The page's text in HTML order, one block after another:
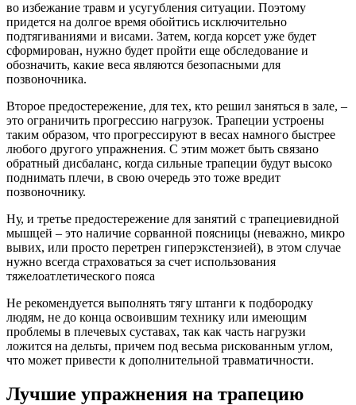
во избежание травм и усугубления ситуации. Поэтому
придется на долгое время обойтись исключительно
подтягиваниями и висами. Затем, когда корсет уже будет
сформирован, нужно будет пройти еще обследование и
обозначить, какие веса являются безопасными для
позвоночника.
Второе предостережение, для тех, кто решил заняться в зале, –
это ограничить прогрессию нагрузок. Трапеции устроены
таким образом, что прогрессируют в весах намного быстрее
любого другого упражнения. С этим может быть связано
обратный дисбаланс, когда сильные трапеции будут высоко
поднимать плечи, в свою очередь это тоже вредит
позвоночнику.
Ну, и третье предостережение для занятий с трапециевидной
мышцей – это наличие сорванной поясницы (неважно, микро
вывих, или просто перетрен гиперэкстензией), в этом случае
нужно всегда страховаться за счет использования
тяжелоатлетического пояса
Не рекомендуется выполнять тягу штанги к подбородку
людям, не до конца освоившим технику или имеющим
проблемы в плечевых суставах, так как часть нагрузки
ложится на дельты, причем под весьма рискованным углом,
что может привести к дополнительной травматичности.
Лучшие упражнения на трапецию